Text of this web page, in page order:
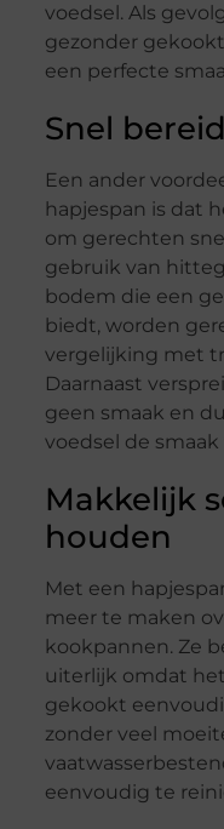
voedsel. Als
gezonder
een perfecte
Snel
Een ander
hapjespan is dat
om gerechten
gebruik van
bodem die een
biedt, worden
vergelijking met
Daarnaast
geen smaak en
voedsel de
Makkelijk
houden
Met een
meer te maken
kookpannen. Ze
uiterlijk omdat
gekookt
zonder veel
eenvoudig te